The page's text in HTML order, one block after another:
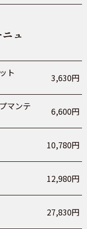
ュ
ト
3,630円
マンテ
6,600円
10,780円
12,980円
27,830円